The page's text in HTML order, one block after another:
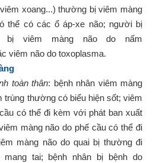
xoang...) thường bị viêm màng
thể có các ổ áp-xe não; người bị
bị viêm màng não do nấm
viêm não do toxoplasma.
toàn thân: bệnh nhân viêm màng
trùng thường có biểu hiện sốt; viêm
có thể đi kèm với phát ban xuất
màng não do phế cầu có thể đi
màng não do quai bị thường đi
tai; bệnh nhân bị bệnh do